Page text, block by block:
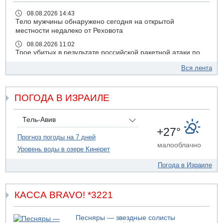
08.08.2026 14:43
Тело мужчины обнаружено сегодня на открытой
местности недалеко от Реховота
08.08.2026 11:02
Трое убитых в результате российской ракетной атаки по
07.08.2026 20:43
07.08.2026 20:41
Ynet: "Хизбалла" запустила БПЛА со взрывчаткой по
07.08.2026 19:16
ДТП в Ашдоде: тяжело ранены двое маленьких детей
07.08.2026 19:14
Дахан
Обнародовано имя полицейского, подозреваемого в
Вся лента
ПОГОДА В ИЗРАИЛЕ
Тель-Авив
Прогноз погоды на 7 дней
Уровень воды в озере Кинерет
+27°
малооблачно
Погода в Израиле
КАССА BRAVO! *3221
Песняры — звездные солисты